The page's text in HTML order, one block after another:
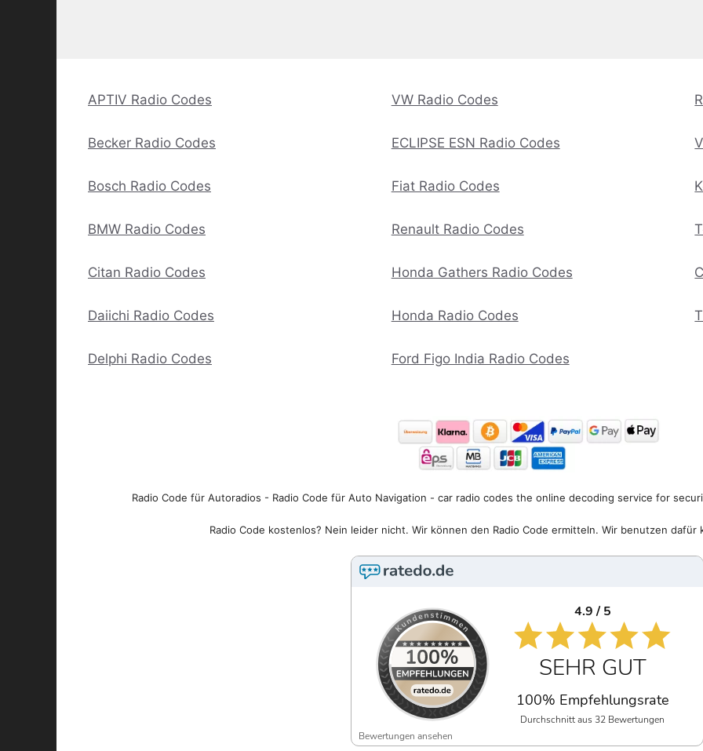
APTIV Radio Codes
Becker Radio Codes
Bosch Radio Codes
BMW Radio Codes
Citan Radio Codes
Daiichi Radio Codes
Delphi Radio Codes
VW Radio Codes
ECLIPSE ESN Radio Codes
Fiat Radio Codes
Renault Radio Codes
Honda Gathers Radio Codes
Honda Radio Codes
Ford Figo India Radio Codes
Radio Code für Autoradios - Radio Code für Auto Navigation - car radio codes the online decoding service for
Radio Code kostenlos? Nein leider nicht. Wir können den Radio Code ermitteln. Wir benutzen dafür
4.9 / 5
SEHR GUT
100% Empfehlungsrate
Durchschnitt aus 32 Bewertungen
Bewertungen ansehen